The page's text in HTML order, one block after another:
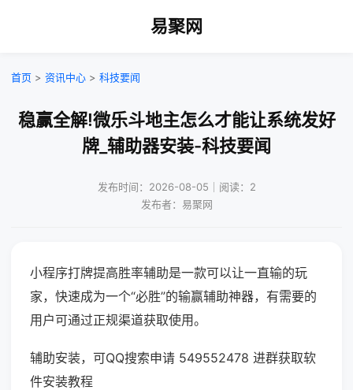
易聚网
首页 > 资讯中心 > 科技要闻
稳赢全解!微乐斗地主怎么才能让系统发好
牌_辅助器安装-科技要闻
发布时间：2026-08-05｜阅读：2
发布者：易聚网
小程序打牌提高胜率辅助是一款可以让一直输的玩
家，快速成为一个“必胜”的输赢辅助神器，有需要的
用户可通过正规渠道获取使用。
辅助安装，可QQ搜索申请 549552478 进群获取软
件安装教程